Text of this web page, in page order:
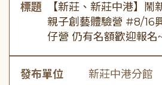
標題
【新莊、新莊中港】鬧
親子創藝體驗營 #8/16
仔營 仍有名額歡迎報名
發布單位 新莊中港分館